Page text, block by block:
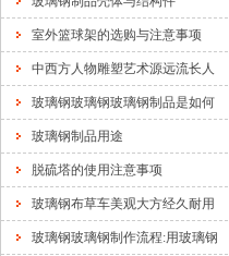
室外篮球架的选购与注意事项
中西方人物雕塑艺术源远流长人
玻璃钢玻璃钢玻璃钢制品是如何
玻璃钢制品用途
脱硫塔的使用注意事项
玻璃钢布草车美观大方经久耐用
玻璃钢玻璃钢制作流程:用玻璃钢